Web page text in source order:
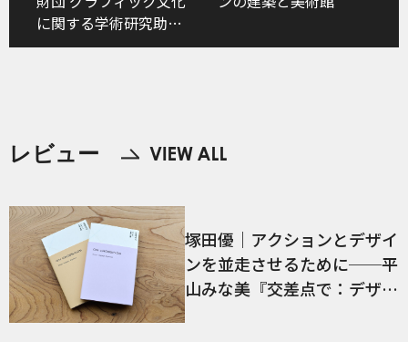
に関する学術研究助成
2024年度募集
レビュー
塚田優｜アクションとデザイ
ンを並走させるために──平
山みな美『交差点で：デザイ
ン、言語、経験』／前編